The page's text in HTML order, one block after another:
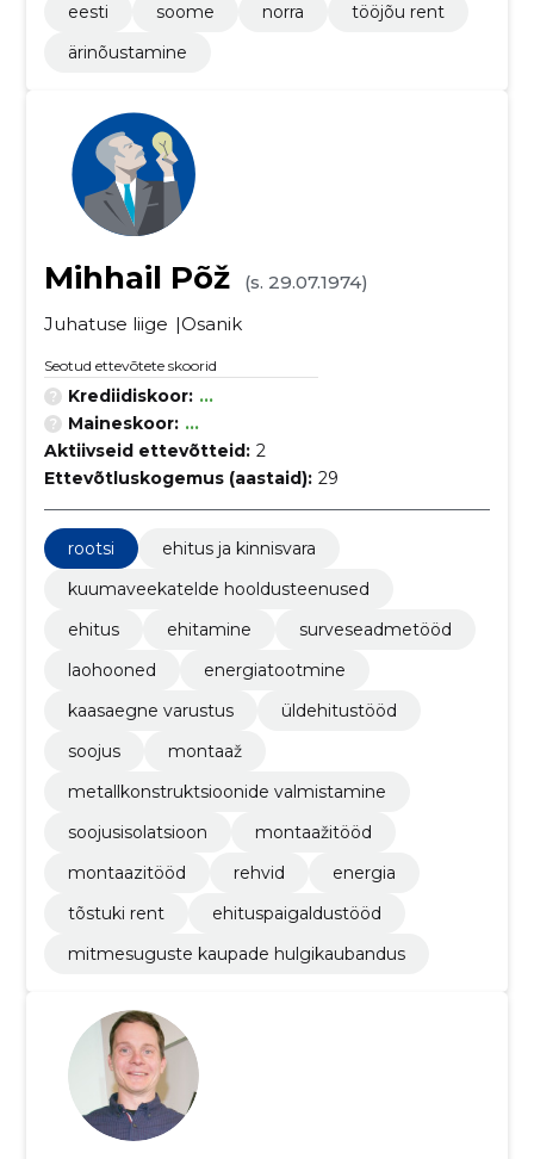
ndarditele
eesti soome norra
tööjõu rent
ärinõustamine
Mihhail Põž
(s. 29.07.1974)
Juhatuse liige
Osanik
Seotud ettevõtete skoorid
Krediidiskoor: ...
Maineskoor: ...
Aktiivseid ettevõtteid: 2
Ettevõtluskogemus (aastaid): 29
rootsi
ehitus ja kinnisvara
kuumaveekatelde hooldusteenused
ehitus
ehitamine
surveseadmetööd
laohooned
energiatootmine
kaasaegne varustus
üldehitustööd
soojus
montaaž
metallkonstruktsioonide valmistamine
soojusisolatsioon
montaažitööd
montaazitööd
rehvid
energia
tõstuki rent
ehituspaigaldustööd
mitmesuguste kaupade hulgikaubandus